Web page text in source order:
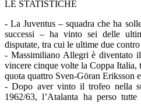
LE STATISTICHE
- La Juventus – squadra che ha
successi – ha vinto sei delle
disputate, tra cui le ultime due
- Massimiliano Allegri è diventato
vincere cinque volte la Coppa Italia,
quota quattro Sven-Göran Eriksson
- Dopo aver vinto il trofeo nella
1962/63, l’Atalanta ha perso